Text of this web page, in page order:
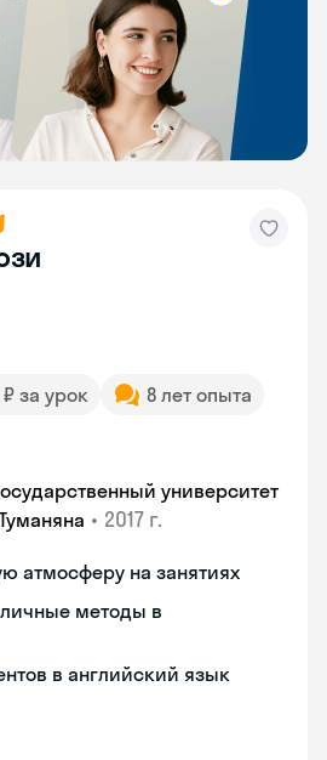
₽ за урок
8 лет опыта
университет
• 2017 г.
атмосферу на занятиях
методы в
в английский язык